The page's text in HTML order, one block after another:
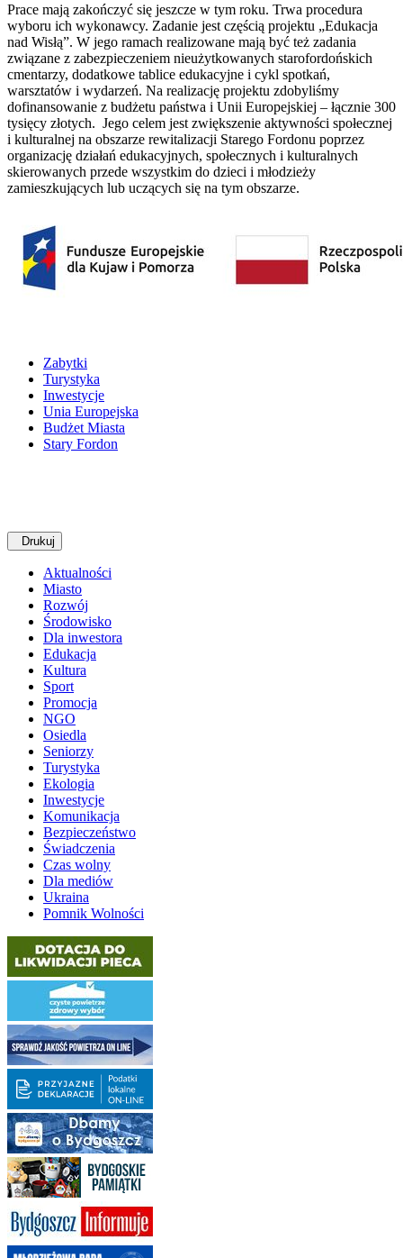
Prace mają zakończyć się jeszcze w tym roku. Trwa procedura
wyboru ich wykonawcy. Zadanie jest częścią projektu „Edukacja
nad Wisłą”. W jego ramach realizowane mają być też zadania
związane z zabezpieczeniem nieużytkowanych starofordońskich
cmentarzy, dodatkowe tablice edukacyjne i cykl spotkań,
warsztatów i wydarzeń. Na realizację projektu zdobyliśmy
dofinansowanie z budżetu państwa i Unii Europejskiej – łącznie 300
tysięcy złotych. Jego celem jest zwiększenie aktywności społecznej
i kulturalnej na obszarze rewitalizacji Starego Fordonu poprzez
organizację działań edukacyjnych, społecznych i kulturalnych
skierowanych przede wszystkim do dzieci i młodzieży
zamieszkujących lub uczących się na tym obszarze.
Zabytki
Turystyka
Inwestycje
Unia Europejska
Budżet Miasta
Stary Fordon
Drukuj
Aktualności
Miasto
Rozwój
Środowisko
Dla inwestora
Edukacja
Kultura
Sport
Promocja
NGO
Osiedla
Seniorzy
Turystyka
Ekologia
Inwestycje
Komunikacja
Bezpieczeństwo
Świadczenia
Czas wolny
Dla mediów
Ukraina
Pomnik Wolności